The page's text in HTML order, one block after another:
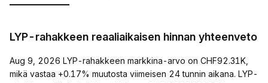
LYP-rahakkeen reaaliaikaisen hinnan yhteenveto
Aug 9, 2026 LYP-rahakkeen markkina-arvo on CHF92.31K,
mikä vastaa +0.17% muutosta viimeisen 24 tunnin aikana. LYP-